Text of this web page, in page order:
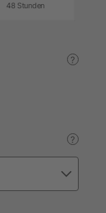
48 Stunden
?
?